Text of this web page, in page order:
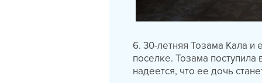
6. 30-летняя Тозама Кала и
поселке. Тозама
надеется, что ее дочь